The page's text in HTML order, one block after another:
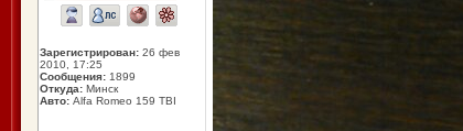
Зарегистрирован: 26 фев
2010, 17:25
Сообщения: 1899
Откуда: Минск
Авто: Alfa Romeo 159 TBI